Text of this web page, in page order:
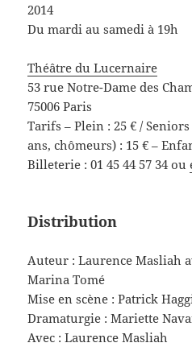
2014
Du mardi au samedi à 19h
Théâtre du Lucernaire
53 rue Notre-Dame des
75006 Paris
Tarifs – Plein : 25 € /
ans, chômeurs) : 15 € –
Billeterie : 01 45 44 57 34 ou
Distribution
Auteur : Laurence Masliah
Marina Tomé
Mise en scène : Patrick
Dramaturgie : Mariette
Avec : Laurence Masliah